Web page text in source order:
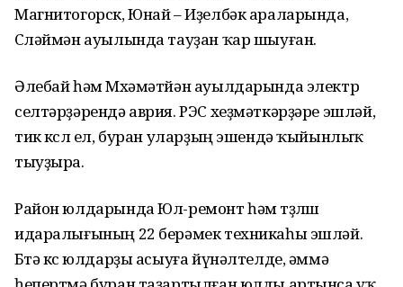
Магнитогорск, Юнай – Иҙелбәк араларында,
Сөләймән ауылында тауҙан ҡар шыуған.
Әлебай һәм Мөхәмәтйән ауылдарында электр
селтәрҙәрендә аврия. РЭС хеҙмәткәрҙәре эшләй,
тик көслө ел, буран уларҙың эшендә ҡыйынлыҡ
тыуҙыра.
Район юлдарында Юл-ремонт һәм төҙөлөш
идаралығының 22 берәмек техникаһы эшләй.
Бөтә көс юлдарҙы асыуға йүнәлтелде, әммә